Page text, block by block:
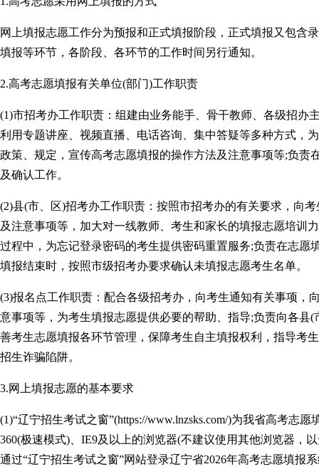
网上填报志愿工作分为预报和正式填报阶段，正式填报又包含
填报等环节，各阶段、各环节的工作时间另行通知。
2.高考志愿填报有关单位(部门)工作职责
(1)市招考办工作职责：组建由业务能手、骨干教师、各级招办
利用专题讲座、视频直播、电话咨询、集中答疑等多种方式，
政策、规定，宣传高考志愿填报的操作方法及注意事项等;负
及确认工作。
(2)县(市、区)招考办工作职责：按照市招考办的有关要求，向
及注意事项等，加大对一线教师、考生和家长的填报志愿培训
过程中，为忘记登录密码的考生提供密码重置服务;负责在志愿
填报结束时，按照市级招考办要求确认未填报志愿考生名单。
(3)报名点工作职责：配合各级招考办，向考生通知有关事项，
意事项等，为考生填报志愿提供必要的帮助、指导;负责向各县
善考生志愿填报各环节管理，保障考生自主填报权利，指导考
招生诈骗陷阱。
3.网上填报志愿的基本要求
(1)“辽宁招生考试之窗”(https://www.lnzsks.com/)为我省高考志
360(极速模式)、IE9及以上的浏览器(不建议使用其他浏览器，
通过“辽宁招生考试之窗”网站登录辽宁省2026年高考志愿填报